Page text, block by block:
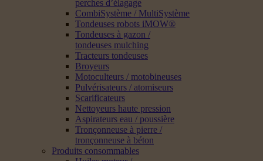
perches d’élagage
CombiSystème / MultiSystème
Tondeuses robots iMOW®
Tondeuses à gazon /
tondeuses mulching
Tracteurs tondeuses
Broyeurs
Motoculteurs / motobineuses
Pulvérisateurs / atomiseurs
Scarificateurs
Nettoyeurs haute pression
Aspirateurs eau / poussière
Tronçonneuse à pierre /
tronçonneuse à béton
Produits consommables